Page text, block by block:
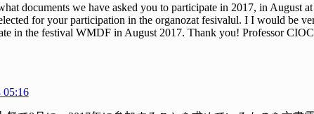
documents we have asked you to participate in 2017, in
for your participation in the organozat fesivalul. I I would be
in the festival WMDF in August 2017. Thank you! Professor
05:16